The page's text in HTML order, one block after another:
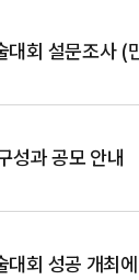
회 설문조사 (
성과 공모 안내
회 성공 개최